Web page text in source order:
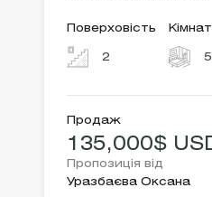
Поверховість
2
Кімнат
5
Продаж
135,000$
Пропозиція від
Уразбаєва Оксана